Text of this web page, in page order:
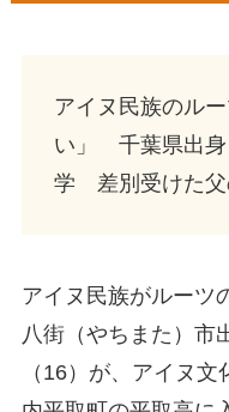
アイヌ民族のル
い」 千葉県出身
学 差別受けた父
アイヌ民族がルーツ
八街（やちまた）市
（16）が、アイヌ